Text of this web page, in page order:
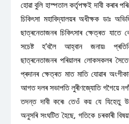
হোৱা বুলি হাস্পতাল কৰ্তৃপক্ষই দাবী কৰাৰ
চিকিৎসা মহাবিদ্যালয়ৰ অধীক্ষক ডাঃ
ছাত্ৰনেতাজনৰ চিকিৎসাৰ ক্ষেত্ৰত
সচেষ্ট হ’বলৈ আহ্বান জনায়৷
ছাত্ৰনেতাজনৰ পৰিয়ালৰ লোকসকলৰ
প্ৰদানৰ ক্ষেত্ৰত মাত মাতি যোৱাৰ
আগত দলৰ সভাপতি লুৰীণজ্যোতি গগৈয়ে
তদন্ত দাবী কৰে৷ তেওঁ কয় যে যিহেতু
অনুসৰি সংঘটিত হৈছে, গতিকে চৰকাৰী